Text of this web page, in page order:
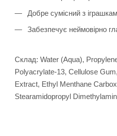
Добре сумісний з
Забезпечує неймовірно
Склад: Water (Aqua),
Polyacrylate-13, Cellulose
Extract, Ethyl Menthane
Stearamidopropyl